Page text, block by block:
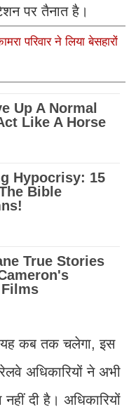
पर तैनात है।
परिवार ने लिया बेसहारों
कब तक चलेगा, इस
अधिकारियों ने अभी
दी है। अधिकारियों